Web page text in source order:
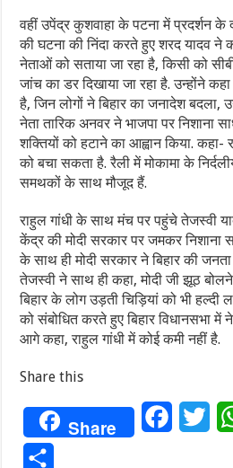
वहीं उपेंद्र कुशवाहा के पटना में प्रदर्शन के
की घटना की निंदा करते हुए शरद यादव ने
नेताओं को सताया जा रहा है, किसी को
जांच का डर दिखाया जा रहा है. उन्होंने
है, जिन लोगों ने बिहार का जनादेश बदला,
नेता तारिक अनवर ने भाजपा पर निशाना
शक्तियों को हटाने का आह्वान किया. कहा-
को बचा सकता है. रैली में मोकामा के
समथकों के साथ मौजूद हैं.
राहुल गांधी के साथ मंच पर पहुंचे तेजस्वी
केंद्र की मोदी सरकार पर जमकर निशाना
के साथ ही मोदी सरकार ने बिहार की
तेजस्वी ने साथ ही कहा, मोदी जी झूठ
बिहार के लोग उड़ती चिड़ियां को भी हल्दी
को संबोधित करते हुए बिहार विधानसभा में
आगे कहा, राहुल गांधी में कोई कमी नहीं है.
Share this
Share Facebook